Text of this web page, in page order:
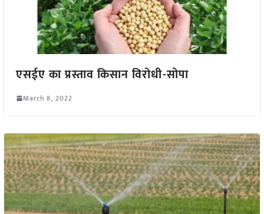
एसईए का प्रस्ताव किसान विरोधी-सोपा
March 8, 2022